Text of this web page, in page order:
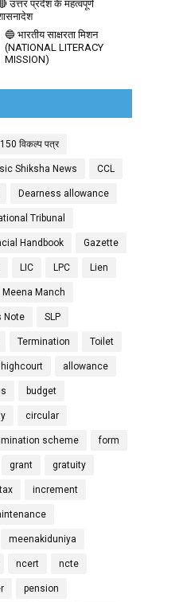
उत्तर प्रदेश के महत्वपूर्ण
🔵 भारतीय साक्षरता मिशन
(NATIONAL LITERACY
MISSION)
विकल्प पत्र
Shiksha News CCL
Dearness allowance
Tribunal
Handbook Gazette
LIC LPC Lien
Meena Manch
Note SLP
Termination Toilet
allowance
budget
circular
scheme form
grant gratuity
increment
meenakiduniya
ncert ncte
pension